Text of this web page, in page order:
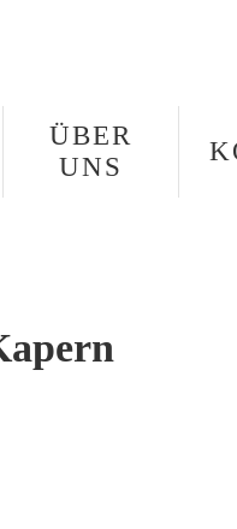
ÜBER
UNS